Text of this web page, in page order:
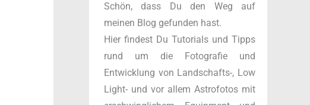
Schön, dass Du den Weg auf
meinen Blog gefunden hast.
Hier findest Du Tutorials und Tipps
rund um die Fotografie und
Entwicklung von Landschafts-, Low
Light- und vor allem Astrofotos mit